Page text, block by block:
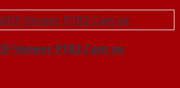
Veneer P1R2 Cam xe